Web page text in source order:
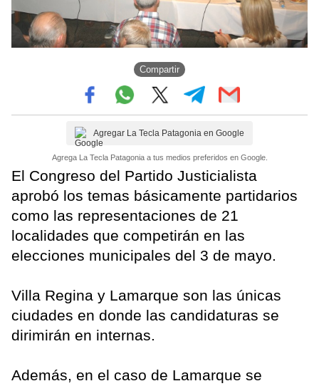
Compartir
Agregar La Tecla Patagonia en Google
Agrega La Tecla Patagonia a tus medios preferidos en Google.
El Congreso del Partido Justicialista
aprobó los temas básicamente partidarios
como las representaciones de 21
localidades que competirán en las
elecciones municipales del 3 de mayo.
Villa Regina y Lamarque son las únicas
ciudades en donde las candidaturas se
dirimirán en internas.
Además, en el caso de Lamarque se